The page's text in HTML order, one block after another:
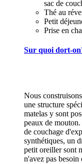
sac de
Thé au
Petit
Prise en
Sur quoi dort-
Nous
une structure
matelas y sont
peaux de
de couchage
synthétiques, un
petit oreiller sont
n'avez pas besoin